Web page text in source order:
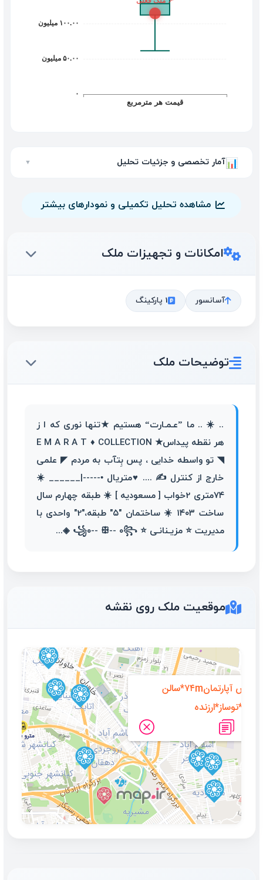
📊 آمار تخصصی و جزئیات تحلیل ▼
مشاهده تحلیل تکمیلی و نمودارهای بیشتر
امکانات و تجهیزات ملک
آسانسور 1 پارکینگ
توضیحات ملک
.. ☀️ .. ما ”عـمـارت“ هستیم ★تنها نوری که ا ز
هر نقطه پیداس★ E M A R A T ♦ COLLECTION
◥ تو واسطه خدایی ، پس بِتآب به مردم ◤ علمی
خارج از کنترل ✍ .... ♥متریال •-----|______ ☀️
۷۴متری 2خواب [ مسعودیه ] ☀️ طبقه چهارم سال
ساخت ۱۴۰۳ ☀️ ساختمان "۵" طبقه،"2" واحدی با
مدیریت ⭐ مزیـنانـی ⭐ ꧁۰-- ꕥ-- ۰꧂ ◈...
موقعیت ملک روی نقشه
فروش آپارتمان۷۴m*سالن
مربع*نوساز*ارزنده